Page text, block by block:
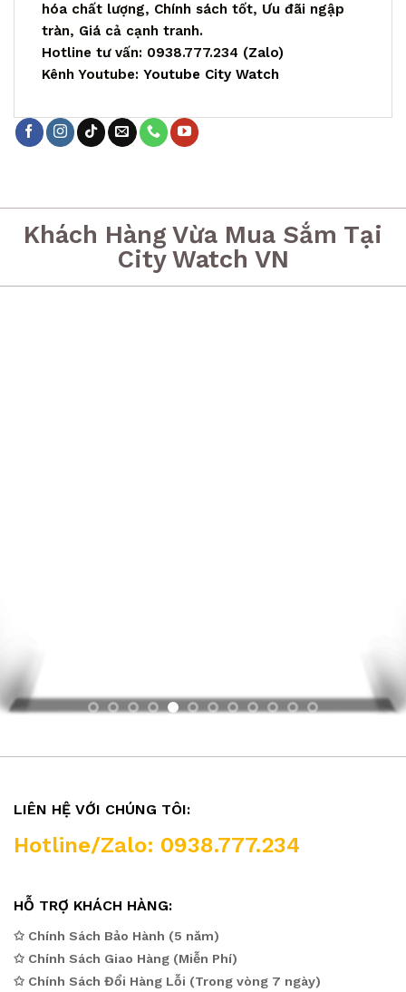
hóa chất lượng, Chính sách tốt, Ưu đãi ngập
tràn, Giá cả cạnh tranh.
Hotline tư vấn: 0938.777.234 (Zalo)
Kênh Youtube: Youtube City Watch
Khách Hàng Vừa Mua Sắm Tại
City Watch VN
LIÊN HỆ VỚI CHÚNG TÔI:
Hotline/Zalo: 0938.777.234
HỖ TRỢ KHÁCH HÀNG:
✩ Chính Sách Bảo Hành (5 năm)
✩ Chính Sách Giao Hàng (Miễn Phí)
✩ Chính Sách Đổi Hàng Lỗi (Trong vòng 7 ngày)